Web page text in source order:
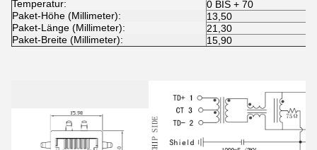
Temperatur:
0 BIS + 70
Paket-Höhe (Millimeter):
13,50
Paket-Länge (Millimeter):
21,30
Paket-Breite (Millimeter):
15,90